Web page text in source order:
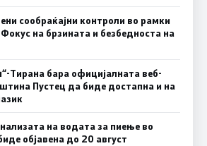
сообраќајни контроли во рамки
Фокус на брзината и безбедноста на
Тирана бара официјалната веб-
Пустец да биде достапна и на
на водата за пиење во
објавена до 20 август